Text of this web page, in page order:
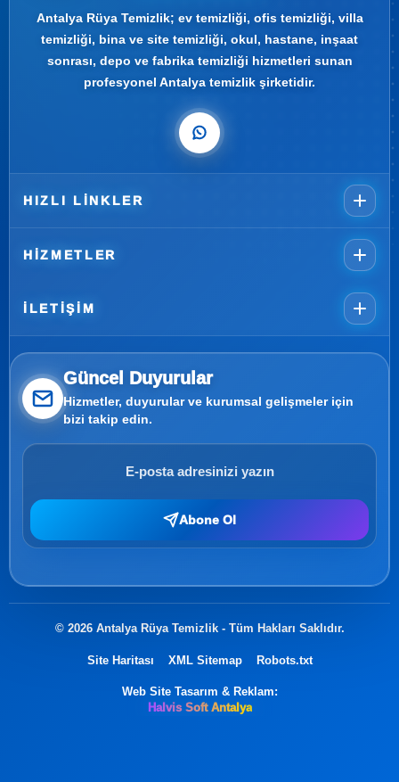
Antalya Rüya Temizlik; ev temizliği, ofis temizliği, villa
temizliği, bina ve site temizliği, okul, hastane, inşaat
sonrası, depo ve fabrika temizliği hizmetleri sunan
profesyonel Antalya temizlik şirketidir.
HIZLI LINKLER
HIZMETLER
İLETIŞIM
Güncel Duyurular
Hizmetler, duyurular ve kurumsal gelişmeler için
bizi takip edin.
Abone Ol
© 2026 Antalya Rüya Temizlik - Tüm Hakları Saklıdır.
Site Haritası XML Sitemap Robots.txt
Web Site Tasarım & Reklam:
Halvis Soft Antalya